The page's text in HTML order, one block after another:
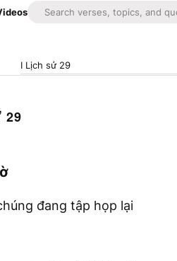
I Lịch sử 29
29
đang tập họp lại